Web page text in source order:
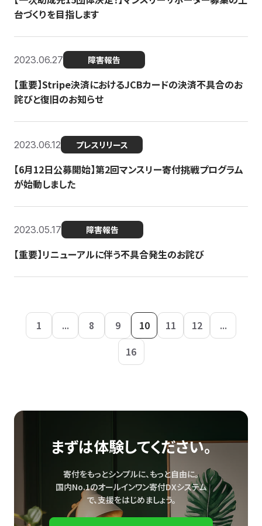
台づくりを目指します
2023.06.27 障害報告
【重要】Stripe決済におけるJCBカードの決済不具合のお
詫びと復旧のお知らせ
2023.06.12 プレスリリース
【6月12日公募開始】第2回マンスリー寄付挑戦プログラム
が始動しました
2023.05.17 障害報告
【重要】リニューアルに伴う不具合発生のお詫び
1 ... 8 9 10 11 12
...
16
まずは体験してください。
寄付をもっとシンプルに、もっと自由に。
国内No.1のオールインワン寄付DXシステム
で、支援をはじめましょう。